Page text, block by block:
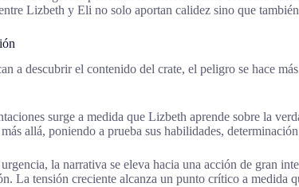
Lizbeth y Eli no solo aportan calidez sino que
a descubrir el contenido del crate, el peligro se hace
surge a medida que Lizbeth aprende sobre la
allá, poniendo a prueba sus habilidades,
la narrativa se eleva hacia una acción de gran
La tensión creciente alcanza un punto crítico a